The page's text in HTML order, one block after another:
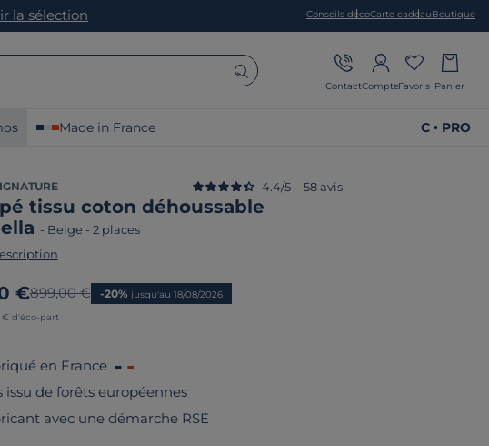
la sélection Conseils décoCarte cadeauBoutique
ContactCompteFavoris Panier
Made in France C • PRO
tissu coton déhoussable
- Beige - 2 places
4.4/5 - 58 avis
prix
€Ancien prix
899,00 € -20% jusqu'au 18/08/2026
€ d'éco-part
en France
issu de forêts européennes
avec une démarche RSE